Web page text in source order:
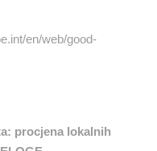
en/web/good-
procjena lokalnih